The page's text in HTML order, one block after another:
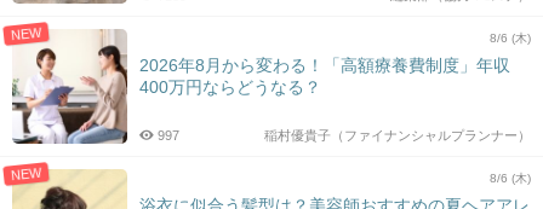
NEW 8/6 (木)
2026年8月から変わる！「高額療養費制度」年収
400万円ならどうなる？
稲村優貴子（ファイナンシャルプランナー）
997
NEW 8/6 (木)